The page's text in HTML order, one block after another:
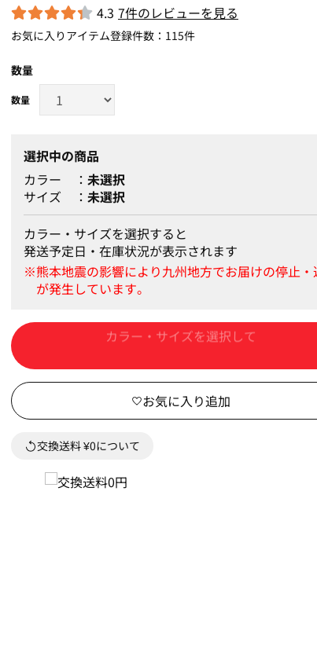
4.3 7件のレビューを見る
お気に入りアイテム登録件数： 115件
数量
選択中の商品
カラー
未選択
サイズ
未選択
カラー・サイズを選択すると
発送予定日・在庫状況が表示されます
カートに入れる
交換送料 ¥0について